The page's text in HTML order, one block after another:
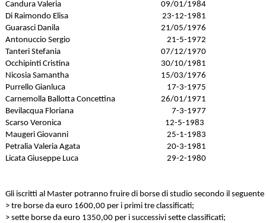
Candura Valeria
09/01/1984
Di Raimondo Elisa
23-12-1981
Guarasci Danila
21/05/1976
Antonuccio Sergio
21-5-1972
Tanteri Stefania
07/12/1970
Occhipinti Cristina
30/10/1981
Nicosia Samantha
15/03/1976
Purrello Gianluca
17-3-1975
Carnemolla Ballotta Concettina
26/01/1971
Bevilacqua Floriana
7-3-1977
Scarso Veronica
12-5-1983
Maugeri Giovanni
25-1-1983
Petralia Valeria Agata
20-3-1981
Licata Giuseppe Luca
29-2-1980
Gli iscritti al Master potranno fruire di borse di studio secondo il
> tre borse da euro 1600,00 per i primi tre classificati;
> sette borse da euro 1350,00 per i successivi sette classificati;